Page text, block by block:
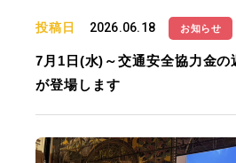
投稿日 2026.06.18 お知らせ
7月1日(水)～交通安全協力金の
が登場します